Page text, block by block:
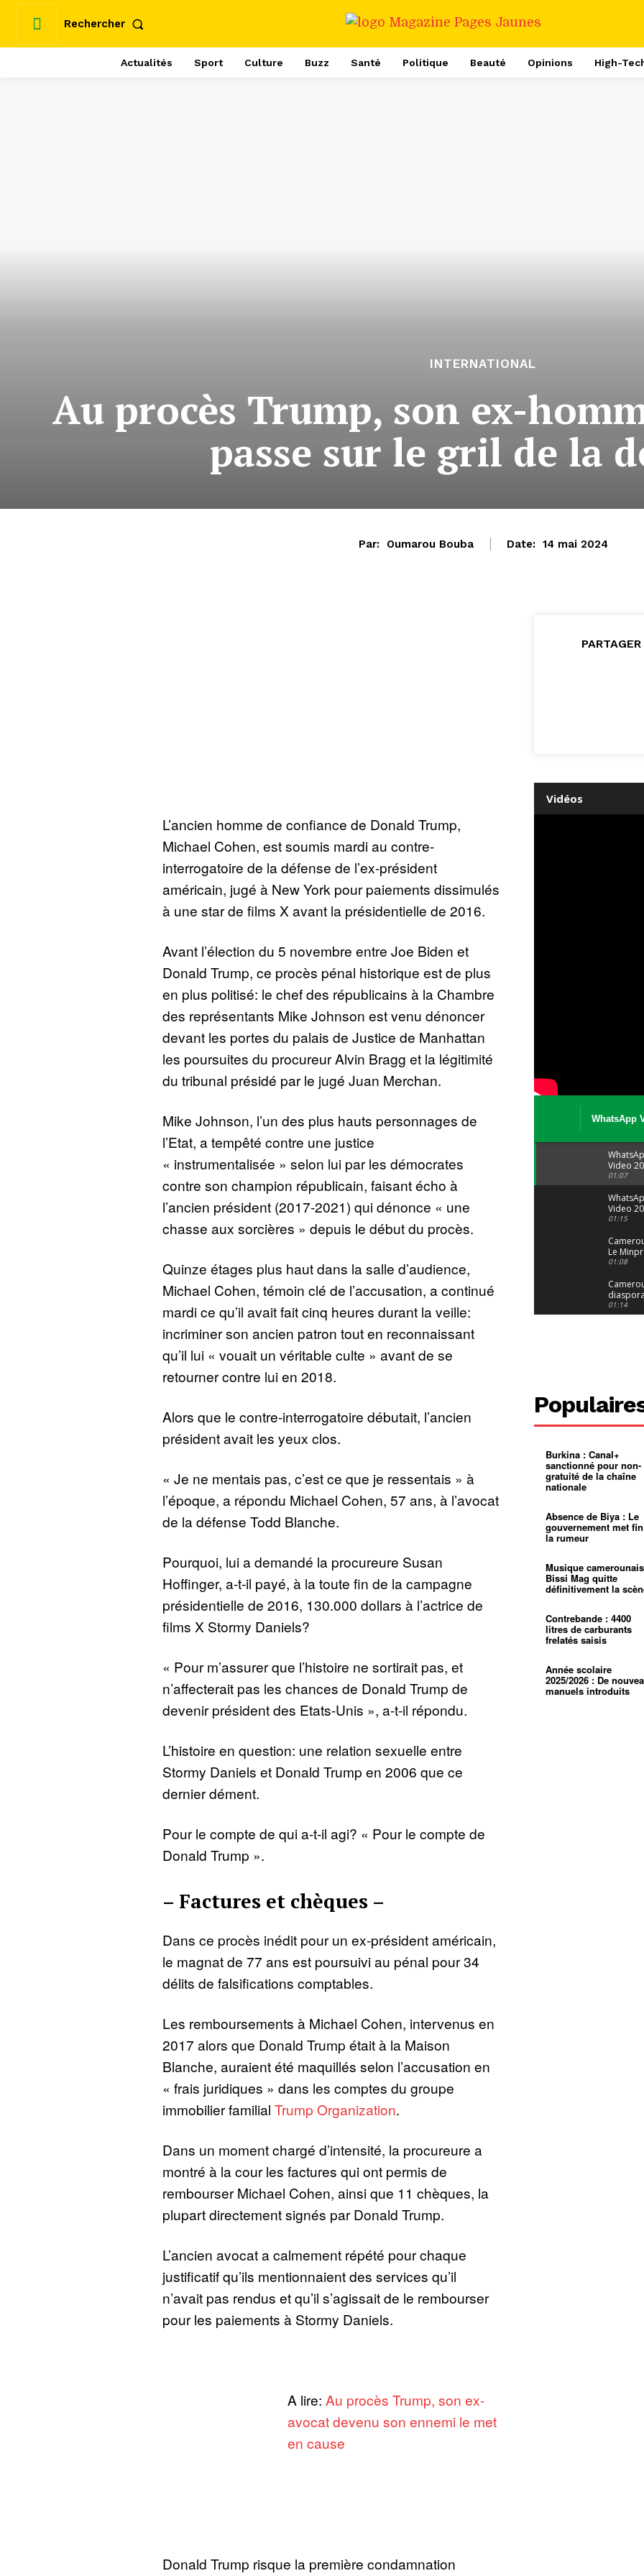
Rechercher
Actualités Sport Culture Buzz Santé Politique Beauté Opinions High-
INTERNATIONAL
Au procès Trump, son ex-
passe sur le gril de la
Par: Oumarou Bouba Date: 14 mai 2024
L’ancien homme de confiance de Donald Trump,
Michael Cohen, est soumis mardi au contre-
interrogatoire de la défense de l’ex-président
américain, jugé à New York pour paiements dissimulés
à une star de films X avant la présidentielle de 2016.
Avant l’élection du 5 novembre entre Joe Biden et
Donald Trump, ce procès pénal historique est de plus
en plus politisé: le chef des républicains à la Chambre
des représentants Mike Johnson est venu dénoncer
devant les portes du palais de Justice de Manhattan
les poursuites du procureur Alvin Bragg et la légitimité
du tribunal présidé par le jugé Juan Merchan.
Mike Johnson, l’un des plus hauts personnages de
l’Etat, a tempêté contre une justice
« instrumentalisée » selon lui par les démocrates
contre son champion républicain, faisant écho à
l’ancien président (2017-2021) qui dénonce « une
chasse aux sorcières » depuis le début du procès.
Quinze étages plus haut dans la salle d’audience,
Michael Cohen, témoin clé de l’accusation, a continué
mardi ce qu’il avait fait cinq heures durant la veille:
incriminer son ancien patron tout en reconnaissant
qu’il lui « vouait un véritable culte » avant de se
retourner contre lui en 2018.
Alors que le contre-interrogatoire débutait, l’ancien
président avait les yeux clos.
« Je ne mentais pas, c’est ce que je ressentais » à
l’époque, a répondu Michael Cohen, 57 ans, à l’avocat
de la défense Todd Blanche.
Pourquoi, lui a demandé la procureure Susan
Hoffinger, a-t-il payé, à la toute fin de la campagne
présidentielle de 2016, 130.000 dollars à l’actrice de
films X Stormy Daniels?
« Pour m’assurer que l’histoire ne sortirait pas, et
n’affecterait pas les chances de Donald Trump de
devenir président des Etats-Unis », a-t-il répondu.
L’histoire en question: une relation sexuelle entre
Stormy Daniels et Donald Trump en 2006 que ce
dernier dément.
Pour le compte de qui a-t-il agi? « Pour le compte de
Donald Trump ».
– Factures et chèques –
Dans ce procès inédit pour un ex-président américain,
le magnat de 77 ans est poursuivi au pénal pour 34
délits de falsifications comptables.
Les remboursements à Michael Cohen, intervenus en
2017 alors que Donald Trump était à la Maison
Blanche, auraient été maquillés selon l’accusation en
« frais juridiques » dans les comptes du groupe
immobilier familial Trump Organization.
Dans un moment chargé d’intensité, la procureure a
montré à la cour les factures qui ont permis de
rembourser Michael Cohen, ainsi que 11 chèques, la
plupart directement signés par Donald Trump.
L’ancien avocat a calmement répété pour chaque
justificatif qu’ils mentionnaient des services qu’il
n’avait pas rendus et qu’il s’agissait de le rembourser
pour les paiements à Stormy Daniels.
A lire: Au procès Trump, son ex-
avocat devenu son ennemi le met
en cause
Donald Trump risque la première condamnation
Vidéos
WhatsApp
Video
04 at 15
01:07
Video
29 at 12
01:15
Le
alerte
jeunes
01:08
suivra-t-
l’appel
01:14
400 000
pasteur
L’État
d’or
Entre
mentale
01:12
à
mettra-
01:12
Mouelle
dernier
voyage
Burkina : Canal+
sanctionné pour non-
gratuité de la chaîne
nationale
Absence de Biya : Le
gouvernement met
la rumeur
Musique
Bissi Mag quitte
définitivement la
Contrebande : 4400
litres de carburants
frelatés saisis
Année scolaire
2025/2026 : De
manuels introduits